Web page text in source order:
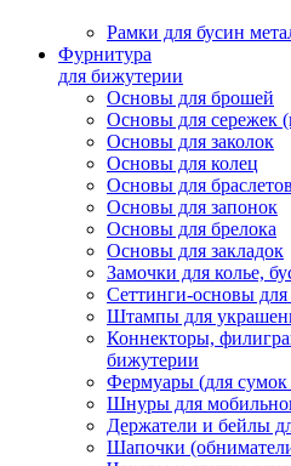
Рамки для бусин
Фурнитура
для бижутерии
Основы для брошей
Основы для сережек
Основы для заколок
Основы для колец
Основы для браслетов
Основы для запонок
Основы для брелока
Основы для закладок
Замочки для колье,
Сеттинги-основы
Штампы для
Коннекторы,
бижутерии
Фермуары (для сумок
Шнуры для
Держатели и бейлы
Шапочки